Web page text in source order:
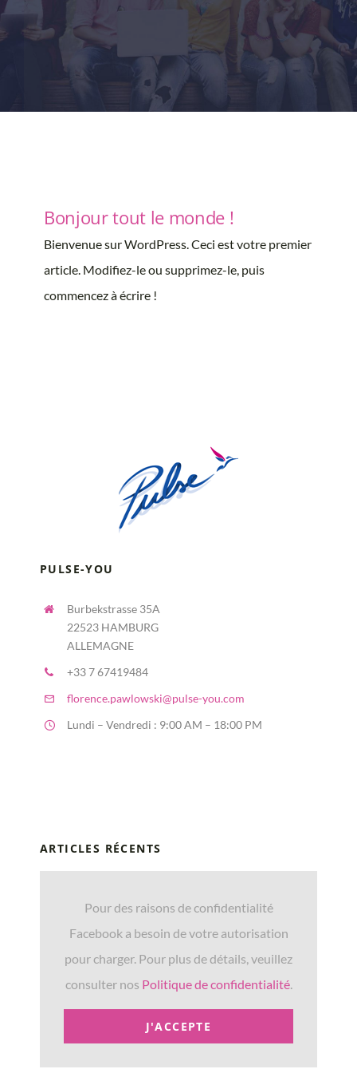
Bonjour tout le monde !
Bienvenue sur WordPress. Ceci est votre premier
article. Modifiez-le ou supprimez-le, puis
commencez à écrire !
PULSE-YOU
Burbekstrasse 35A
22523 HAMBURG
ALLEMAGNE
+33 7 67419484
florence.pawlowski@pulse-you.com
Lundi – Vendredi : 9:00 AM – 18:00 PM
ARTICLES RÉCENTS
Pour des raisons de confidentialité
Facebook a besoin de votre autorisation
pour charger. Pour plus de détails, veuillez
consulter nos Politique de confidentialité.
J'ACCEPTE